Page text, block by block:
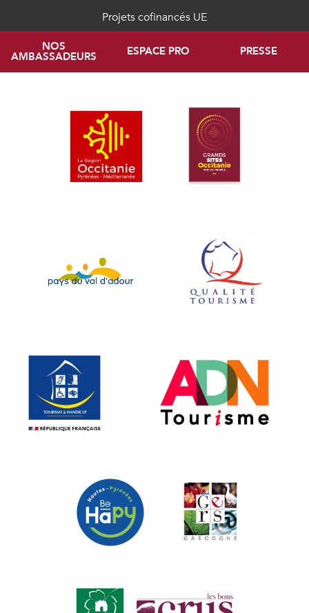
Projets cofinancés UE
NOS
AMBASSADEURS ESPACE PRO PRESSE